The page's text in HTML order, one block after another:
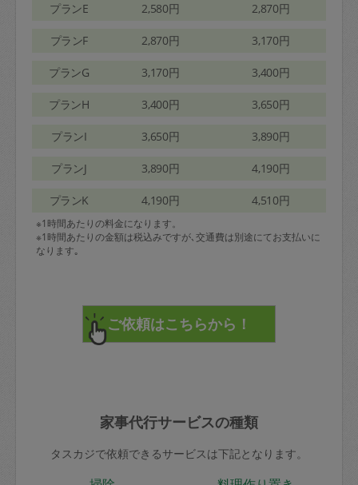
プランE 2,580円 2,870円
プランF 2,870円 3,170円
プランG 3,170円 3,400円
プランH 3,400円 3,650円
プランI 3,650円 3,890円
プランJ 3,890円 4,190円
プランK 4,190円 4,510円
※1時間あたりの料金になります。
※1時間あたりの金額は税込みですが､交通費は別途にてお支払いに
なります｡
家事代行サービスの種類
タスカジで依頼できるサービスは下記となります。